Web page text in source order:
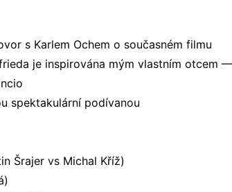
s Karlem Ochem o současném filmu
je inspirována mým vlastním otcem
spektakulární podívanou
Šrajer vs Michal Kříž)